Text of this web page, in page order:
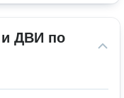
и ДВИ по